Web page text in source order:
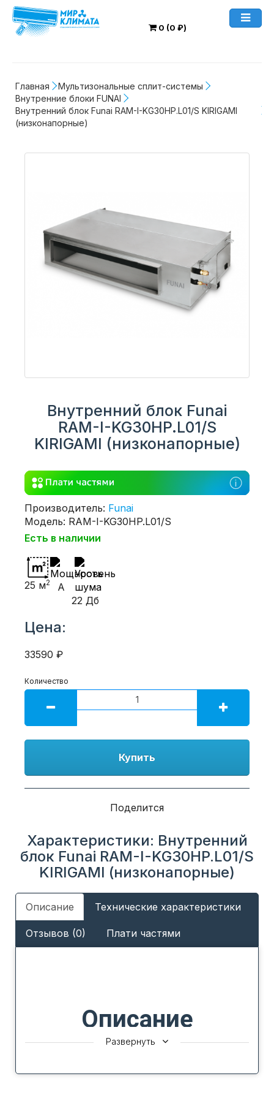
0 (0 ₽)
Главная
Мультизональные сплит-системы
Внутренние блоки FUNAI
Внутренний блок Funai RAM-I-KG30HP.L01/S KIRIGAMI
(низконапорные)
Внутренний блок Funai
RAM-I-KG30HP.L01/S
KIRIGAMI (низконапорные)
Производитель: Funai
Модель: RAM-I-KG30HP.L01/S
Есть в наличии
25 м2
A
22 Дб
Цена:
33590 ₽
Количество
Купить
Поделится
Характеристики: Внутренний
блок Funai RAM-I-KG30HP.L01/S
KIRIGAMI (низконапорные)
Описание Технические характеристики
Отзывов (0) Плати частями
Описание
Внутренние канальные блоки (низконапорные)
Развернуть